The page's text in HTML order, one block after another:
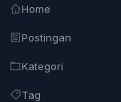
Home
Postingan
Kategori
Tag